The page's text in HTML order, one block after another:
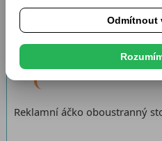
RAA1R32E
Dostupnost:Skladem 0 ks
Reklamní áčko oboustranný
Odmítnout